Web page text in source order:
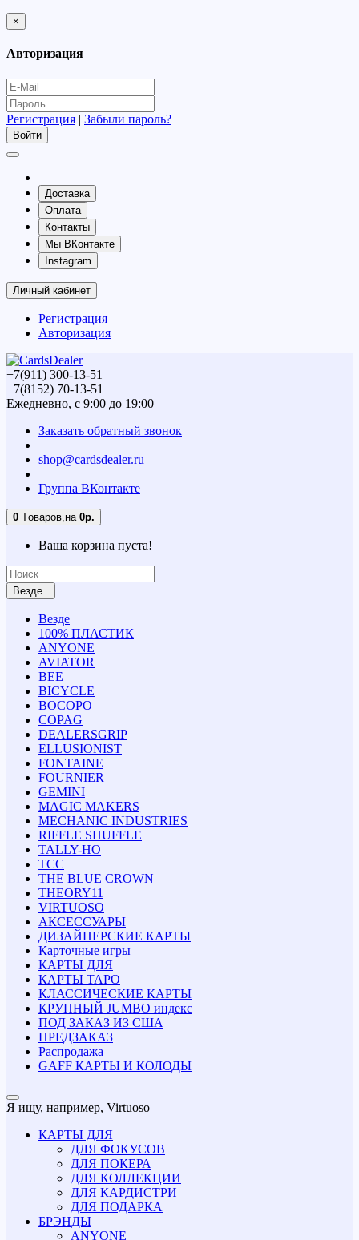
×
Авторизация
Регистрация | Забыли пароль?
Доставка
Оплата
Контакты
Мы ВКонтакте
Instagram
Личный кабинет
Регистрация
Авторизация
+7(911) 300-13-51
+7(8152) 70-13-51
Ежедневно, с 9:00 до 19:00
Заказать обратный звонок
shop@cardsdealer.ru
Группа ВКонтакте
0 Tоваров, на 0р.
Ваша корзина пуста!
Везде
Везде
100% ПЛАСТИК
ANYONE
AVIATOR
BEE
BICYCLE
BOCOPO
COPAG
DEALERSGRIP
ELLUSIONIST
FONTAINE
FOURNIER
GEMINI
MAGIC MAKERS
MECHANIC INDUSTRIES
RIFFLE SHUFFLE
TALLY-HO
TCC
THE BLUE CROWN
THEORY11
VIRTUOSO
АКСЕССУАРЫ
ДИЗАЙНЕРСКИЕ КАРТЫ
Карточные игры
КАРТЫ ДЛЯ
КАРТЫ ТАРО
КЛАССИЧЕСКИЕ КАРТЫ
КРУПНЫЙ JUMBO индекс
ПОД ЗАКАЗ ИЗ США
ПРЕДЗАКАЗ
Распродажа
GAFF КАРТЫ И КОЛОДЫ
Я ищу, например, Virtuoso
КАРТЫ ДЛЯ
ДЛЯ ФОКУСОВ
ДЛЯ ПОКЕРА
ДЛЯ КОЛЛЕКЦИИ
ДЛЯ КАРДИСТРИ
ДЛЯ ПОДАРКА
БРЭНДЫ
ANYONE